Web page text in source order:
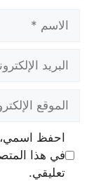
الاسم
البريد
الإلكتروني
الموقع
الإلكتروني
احفظ اسمي،
في هذا
تعليقي.